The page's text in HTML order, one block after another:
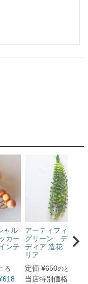
ャル
カー
ンテ
ろ
618
アーティフィシャ
グリーン ディス
ディア 造花 イン
リア
定価 ¥650のところ
当店特別価格